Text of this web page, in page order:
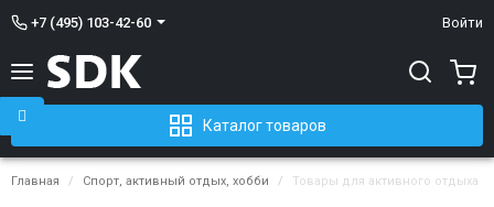
+7 (495) 103-42-60 Войти
Каталог товаров
Главная Спорт, активный отдых, хобби Товары для активного отдыха